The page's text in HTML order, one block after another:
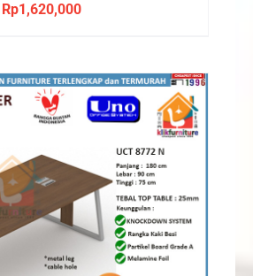
Original
Rp2,700,000.
Rp1,620,000Current
Rp1,620,000.